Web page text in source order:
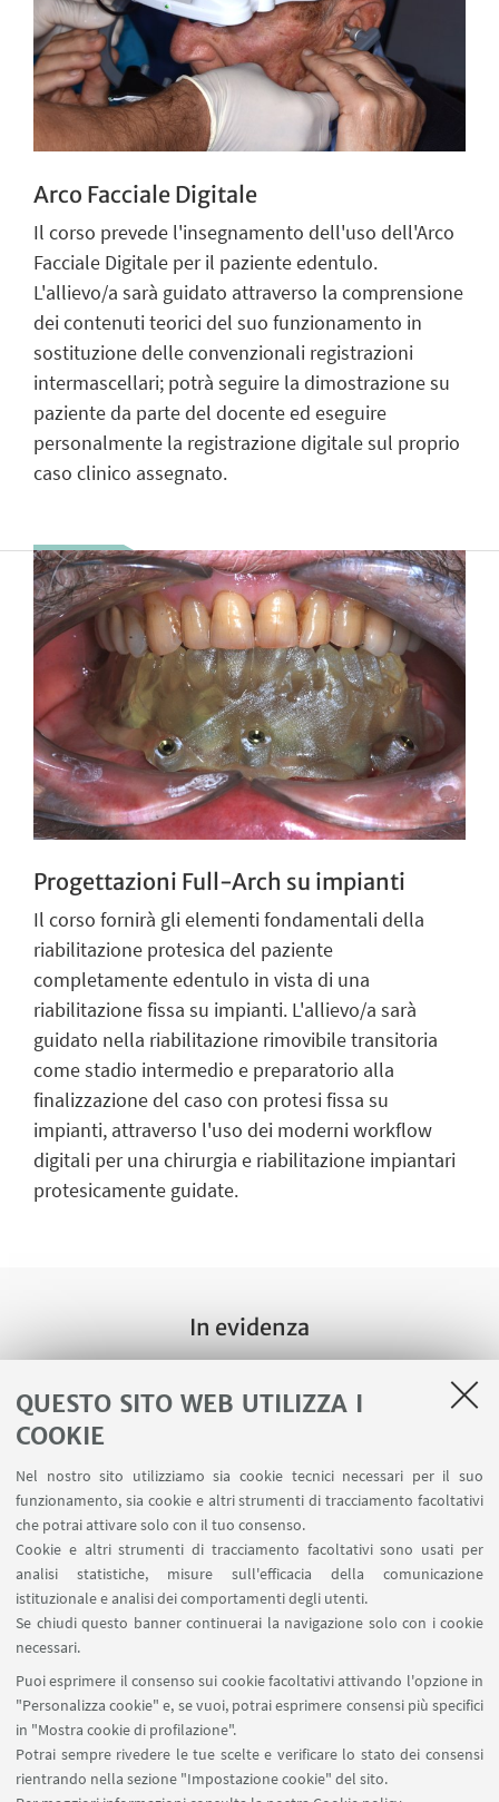
QUESTO SITO WEB UTILIZZA I
COOKIE
Nel nostro sito utilizziamo sia cookie tecnici necessari per il suo
funzionamento, sia cookie e altri strumenti di tracciamento facoltativi
che potrai attivare solo con il tuo consenso.
Cookie e altri strumenti di tracciamento facoltativi sono usati per
analisi statistiche, misure sull'efficacia della comunicazione
istituzionale e analisi dei comportamenti degli utenti.
Se chiudi questo banner continuerai la navigazione solo con i cookie
necessari.
Puoi esprimere il consenso sui cookie facoltativi attivando l'opzione in
"Personalizza cookie" e, se vuoi, potrai esprimere consensi più specifici
in "Mostra cookie di profilazione".
Potrai sempre rivedere le tue scelte e verificare lo stato dei consensi
rientrando nella sezione "Impostazione cookie" del sito.
Arco Facciale Digitale
Il corso prevede l'insegnamento dell'uso dell'Arco
Facciale Digitale per il paziente edentulo.
L'allievo/a sarà guidato attraverso la comprensione
dei contenuti teorici del suo funzionamento in
sostituzione delle convenzionali registrazioni
intermascellari; potrà seguire la dimostrazione su
paziente da parte del docente ed eseguire
personalmente la registrazione digitale sul proprio
caso clinico assegnato.
Progettazioni Full-Arch su impianti
Il corso fornirà gli elementi fondamentali della
riabilitazione protesica del paziente
completamente edentulo in vista di una
riabilitazione fissa su impianti. L'allievo/a sarà
guidato nella riabilitazione rimovibile transitoria
come stadio intermedio e preparatorio alla
finalizzazione del caso con protesi fissa su
impianti, attraverso l'uso dei moderni workflow
digitali per una chirurgia e riabilitazione impiantari
protesicamente guidate.
In evidenza
Al momento non sono presenti eventi in corso
ESPLORA IL CORSO
ORARIO LEZIONI